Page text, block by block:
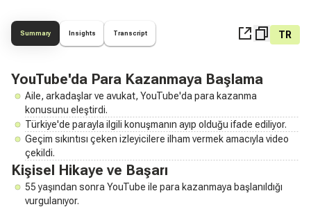
Summary Insights Transcript TR
YouTube'da Para Kazanmaya Başlama
Aile, arkadaşlar ve avukat, YouTube'da para kazanma
konusunu eleştirdi.
Türkiye'de parayla ilgili konuşmanın ayıp olduğu ifade ediliyor.
Geçim sıkıntısı çeken izleyicilere ilham vermek amacıyla video
çekildi.
Kişisel Hikaye ve Başarı
55 yaşından sonra YouTube ile para kazanmaya başlanıldığı
vurgulanıyor.